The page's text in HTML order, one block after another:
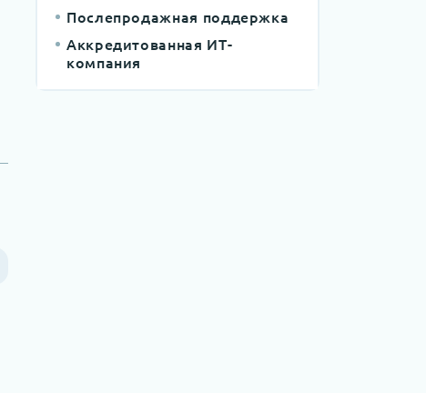
Послепродажная поддержка
Аккредитованная ИТ-
компания